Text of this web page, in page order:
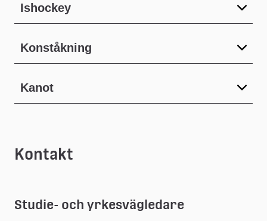
Ishockey
Konståkning
Kanot
Kontakt
Studie- och yrkesvägledare